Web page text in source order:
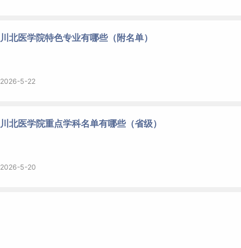
川北医学院特色专业有哪些（附名单）
2026-5-22
川北医学院重点学科名单有哪些（省级）
2026-5-20